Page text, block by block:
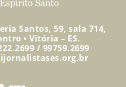
Santos, 59, sala 714,
• Vitória – ES.
/ 99759.2699